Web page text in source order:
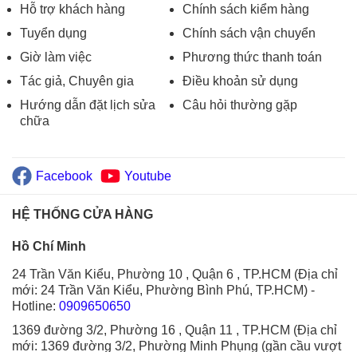
Hỗ trợ khách hàng
Tuyển dụng
Giờ làm việc
Tác giả, Chuyên gia
Hướng dẫn đặt lịch sửa
chữa
Chính sách kiểm hàng
Chính sách vận chuyển
Phương thức thanh toán
Điều khoản sử dụng
Câu hỏi thường gặp
Facebook Youtube
HỆ THỐNG CỬA HÀNG
Hồ Chí Minh
24 Trần Văn Kiểu, Phường 10 , Quận 6 , TP.HCM (Địa chỉ
mới: 24 Trần Văn Kiểu, Phường Bình Phú, TP.HCM) -
Hotline: 0909650650
1369 đường 3/2, Phường 16 , Quận 11 , TP.HCM (Địa chỉ
mới: 1369 đường 3/2, Phường Minh Phụng (gần cầu vượt